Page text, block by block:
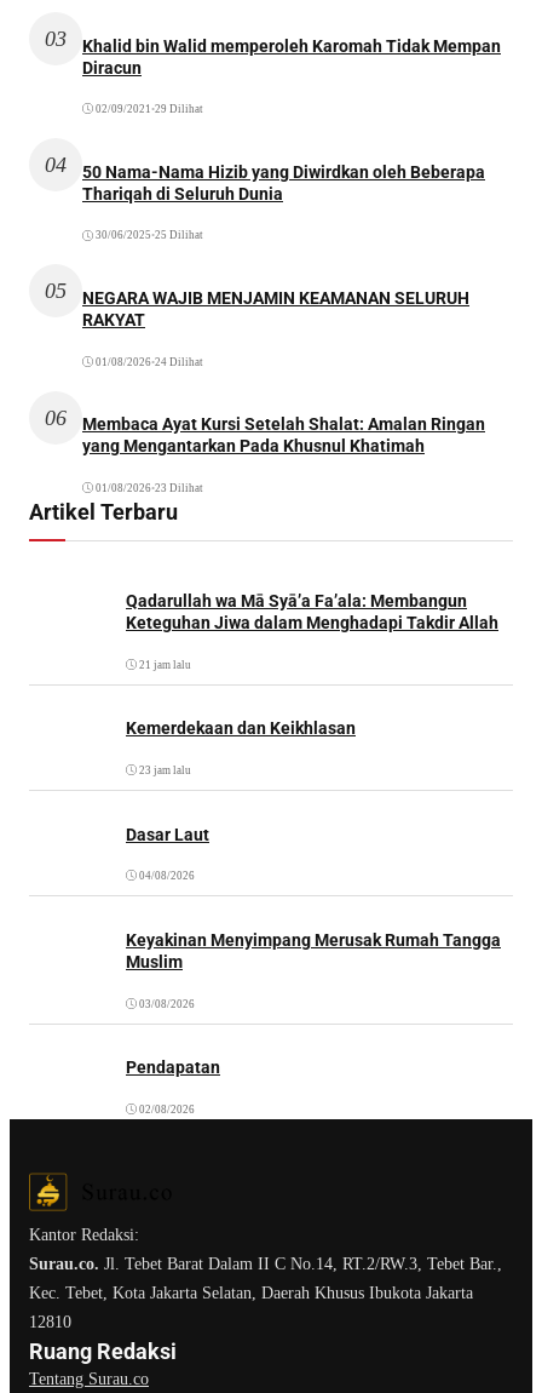
03
Khalid bin Walid memperoleh Karomah Tidak Mempan
Diracun
02/09/2021 •29 Dilihat
04
50 Nama-Nama Hizib yang Diwirdkan oleh Beberapa
Thariqah di Seluruh Dunia
30/06/2025 •25 Dilihat
05
NEGARA WAJIB MENJAMIN KEAMANAN SELURUH
RAKYAT
01/08/2026•24 Dilihat
06
Membaca Ayat Kursi Setelah Shalat: Amalan Ringan
yang Mengantarkan Pada Khusnul Khatimah
01/08/2026•23 Dilihat
Artikel Terbaru
Qadarullah wa Mā Syā’a Fa’ala: Membangun
Keteguhan Jiwa dalam Menghadapi Takdir Allah
21 jam lalu
Kemerdekaan dan Keikhlasan
23 jam lalu
Dasar Laut
04/08/2026
Keyakinan Menyimpang Merusak Rumah Tangga
Muslim
03/08/2026
Pendapatan
02/08/2026
Kantor Redaksi:
Surau.co. Jl. Tebet Barat Dalam II C No.14, RT.2/RW.3, Tebet Bar.,
Kec. Tebet, Kota Jakarta Selatan, Daerah Khusus Ibukota Jakarta
12810
Ruang Redaksi
Tentang Surau.co